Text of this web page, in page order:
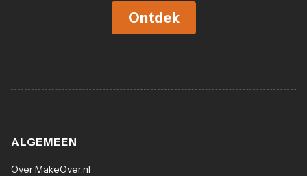
Ontdek
ALGEMEEN
Over MakeOver.nl